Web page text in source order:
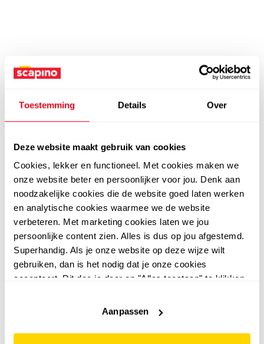
Toestemming Details Over
Deze website maakt gebruik van cookies
Cookies, lekker en functioneel. Met cookies maken we
onze website beter en persoonlijker voor jou. Denk aan
noodzakelijke cookies die de website goed laten werken
en analytische cookies waarmee we de website
verbeteren. Met marketing cookies laten we jou
persoonlijke content zien. Alles is dus op jou afgestemd.
Superhandig. Als je onze website op deze wijze wilt
gebruiken, dan is het nodig dat je onze cookies
accepteert. Dit doe je door op "Alles toestaan" te klikken.
website niet optimaal functioneert.
Aanpassen